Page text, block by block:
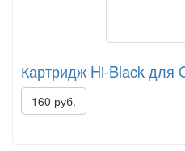
Картридж Hi-Black для
160 руб.